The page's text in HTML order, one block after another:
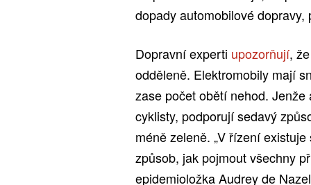
dopady automobilové
Dopravní experti upozorňují,
odděleně. Elektromobily mají
zase počet obětí nehod.
cyklisty, podporují sedavý
méně zeleně. „V řízení
způsob, jak pojmout všechny
epidemioložka Audrey de